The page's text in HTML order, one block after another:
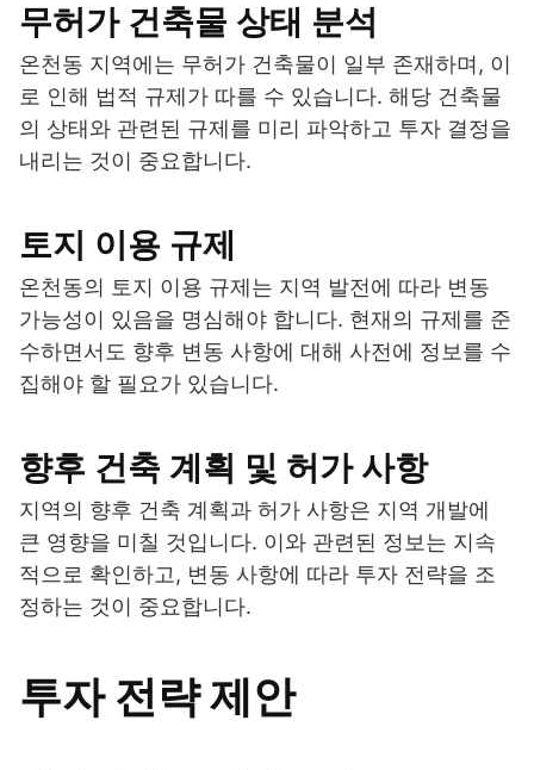
무허가 건축물 상태 분석
온천동 지역에는 무허가 건축물이 일부 존재하며, 이
로 인해 법적 규제가 따를 수 있습니다. 해당 건축물
의 상태와 관련된 규제를 미리 파악하고 투자 결정을
내리는 것이 중요합니다.
토지 이용 규제
온천동의 토지 이용 규제는 지역 발전에 따라 변동
가능성이 있음을 명심해야 합니다. 현재의 규제를 준
수하면서도 향후 변동 사항에 대해 사전에 정보를 수
집해야 할 필요가 있습니다.
향후 건축 계획 및 허가 사항
지역의 향후 건축 계획과 허가 사항은 지역 개발에
큰 영향을 미칠 것입니다. 이와 관련된 정보는 지속
적으로 확인하고, 변동 사항에 따라 투자 전략을 조
정하는 것이 중요합니다.
투자 전략 제안